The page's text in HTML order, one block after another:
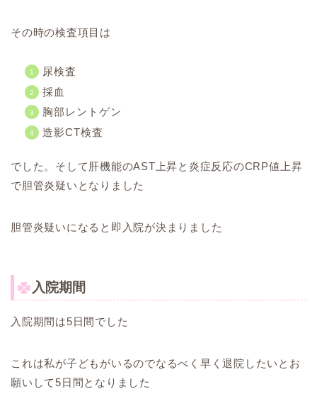
その時の検査項目は
尿検査
採血
胸部レントゲン
造影CT検査
でした。そして肝機能のAST上昇と炎症反応のCRP値上昇
で胆管炎疑いとなりました
胆管炎疑いになると即入院が決まりました
入院期間
入院期間は5日間でした
これは私が子どもがいるのでなるべく早く退院したいとお
願いして5日間となりました